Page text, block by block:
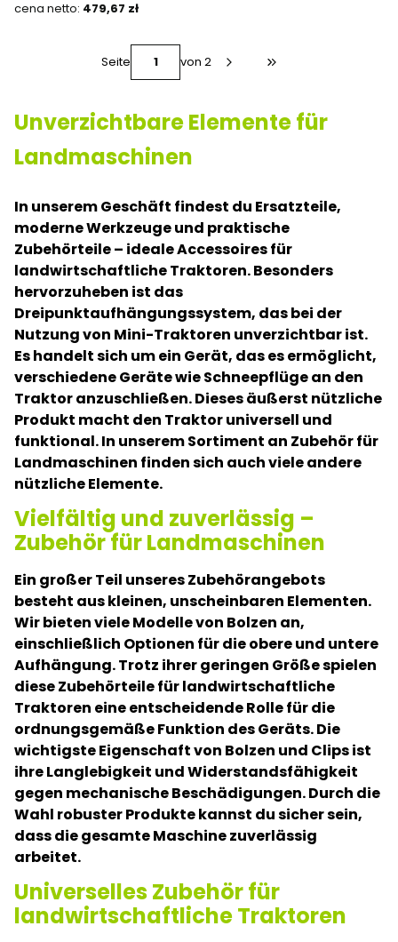
Preis
479,67 zł
Seite von 2 Zur letzten
Unverzichtbare Elemente für
Landmaschinen
In unserem Geschäft findest du Ersatzteile,
moderne Werkzeuge und praktische
Zubehörteile – ideale Accessoires für
landwirtschaftliche Traktoren. Besonders
hervorzuheben ist das
Dreipunktaufhängungssystem, das bei der
Nutzung von Mini-Traktoren unverzichtbar ist.
Es handelt sich um ein Gerät, das es ermöglicht,
verschiedene Geräte wie Schneepflüge an den
Traktor anzuschließen. Dieses äußerst nützliche
Produkt macht den Traktor universell und
funktional. In unserem Sortiment an Zubehör für
Landmaschinen finden sich auch viele andere
nützliche Elemente.
Vielfältig und zuverlässig –
Zubehör für Landmaschinen
Ein großer Teil unseres Zubehörangebots
besteht aus kleinen, unscheinbaren Elementen.
Wir bieten viele Modelle von Bolzen an,
einschließlich Optionen für die obere und untere
Aufhängung. Trotz ihrer geringen Größe spielen
diese Zubehörteile für landwirtschaftliche
Traktoren eine entscheidende Rolle für die
ordnungsgemäße Funktion des Geräts. Die
wichtigste Eigenschaft von Bolzen und Clips ist
ihre Langlebigkeit und Widerstandsfähigkeit
gegen mechanische Beschädigungen. Durch die
Wahl robuster Produkte kannst du sicher sein,
dass die gesamte Maschine zuverlässig
arbeitet.
Universelles Zubehör für
landwirtschaftliche Traktoren